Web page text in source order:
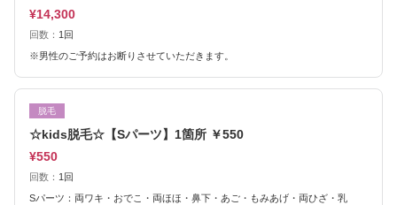
¥14,300
回数： 1回
※男性のご予約はお断りさせていただきます。
脱毛
☆kids脱毛☆【Sパーツ】1箇所 ￥550
¥550
回数： 1回
Sパーツ：両ワキ・おでこ・両ほほ・鼻下・あご・もみあげ・両ひざ・乳